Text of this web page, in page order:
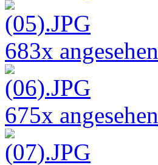
683x angesehen
675x angesehen